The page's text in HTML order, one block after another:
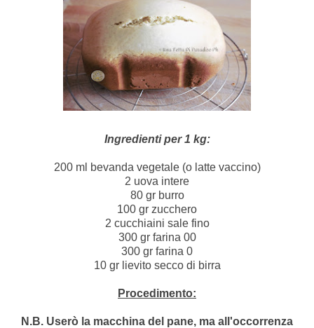
Ingredienti per 1 kg:
200 ml bevanda vegetale (o latte vaccino)
2 uova intere
80 gr burro
100 gr zucchero
2 cucchiaini sale fino
300 gr farina 00
300 gr farina 0
10 gr lievito secco di birra
Procedimento:
N.B. Userò la macchina del pane, ma all'occorrenza